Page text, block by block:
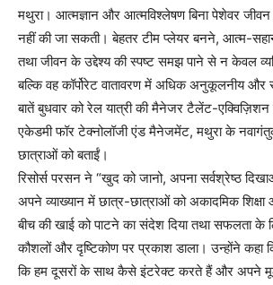
मथुरा। आत्मज्ञान और आत्मविश्लेषण बिना पेशेवर
नहीं की जा सकती। बेहतर टीम प्लेयर बनने, आत्म-
तथा जीवन के उद्देश्य की स्पष्ट समझ पाने से न केवल
बल्कि वह कॉर्पोरेट वातावरण में अधिक अनुकूलनीय
बातें बुधवार को रेल यात्री की मैनेजर टैलेंट-एक्विज़िशन
एकेडमी फॉर टेक्नोलॉजी एंड मैनेजमेंट, मथुरा के
छात्राओं को बताईं।
रिसोर्स परसन ने “खुद को जानो, अपना सर्वश्रेष्ठ
अपने व्याख्यान में छात्र-छात्राओं को अकादमिक शिक्षा
बीच की खाई को पाटने का संदेश दिया तथा सफलता के
कौशलों और दृष्टिकोण पर प्रकाश डाला। उन्होंने
कि हम दूसरों के साथ कैसे इंटरेक्ट करते हैं और अपने मूल